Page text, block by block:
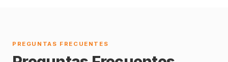
PREGUNTAS FRECUENTES